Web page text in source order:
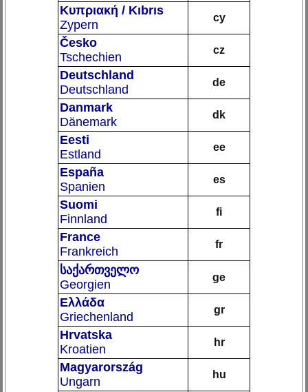
Κυπριακή / Kıbrıs
Zypern
cy
Česko
Tschechien
cz
Deutschland
Deutschland
de
Danmark
Dänemark
dk
Eesti
Estland
ee
España
Spanien
es
Suomi
Finnland
fi
France
Frankreich
fr
საქართველო
Georgien
ge
Ελλάδα
Griechenland
gr
Hrvatska
Kroatien
hr
Magyarország
Ungarn
hu